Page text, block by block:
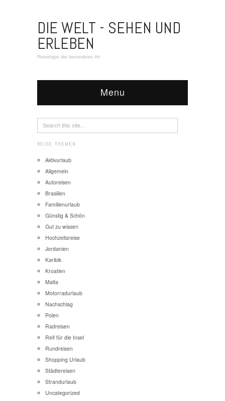
DIE WELT - SEHEN UND
ERLEBEN
Reisetipps der besonderen Art
Menu
REISE THEMEN
Aktivurlaub
Allgemein
Autoreisen
Brasilien
Familienurlaub
Günstig & Schön
Gut zu wissen
Hochzeitsreise
Jordanien
Karibik
Kroatien
Malta
Motorradurlaub
Nachschlag
Polen
Radreisen
Reif für die Insel
Rundreisen
Shopping Urlaub
Städtereisen
Strandurlaub
Uncategorized